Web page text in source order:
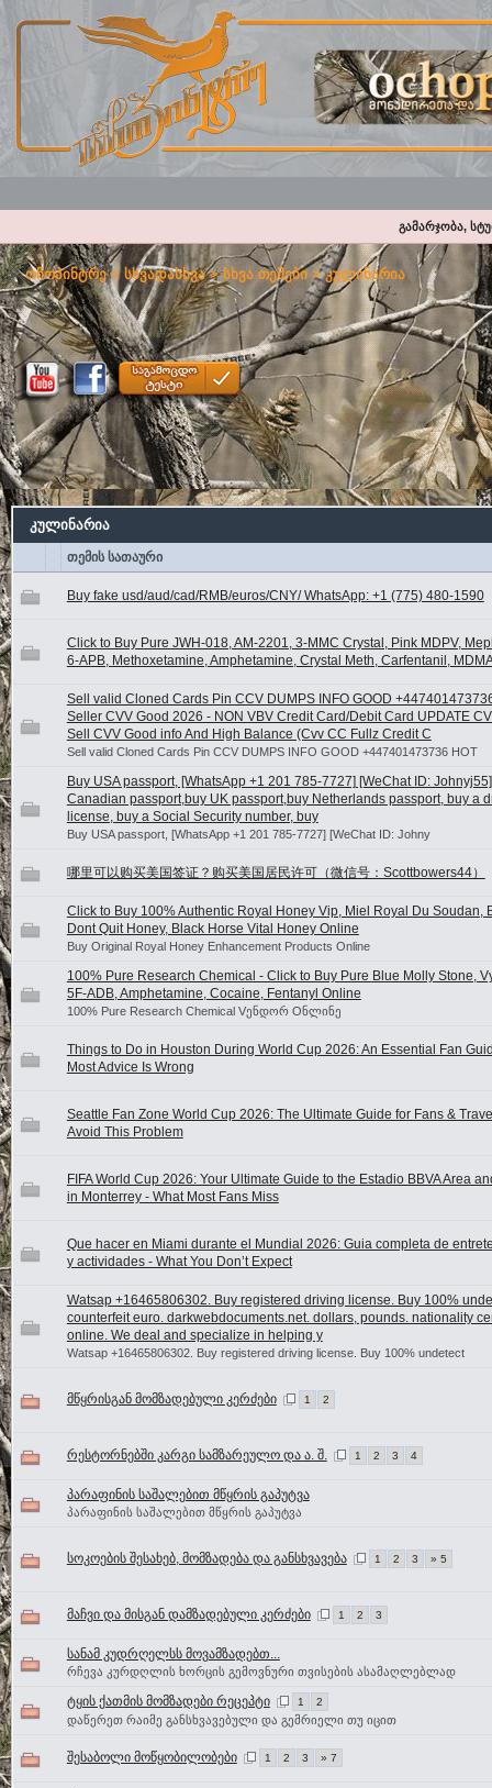
გამარჯობა,
ოჩოპინტრე>სხვადასხვა>სხვა თემები>კულინარია
კულინარია
თემის სათაური
Buy fake usd/aud/cad/RMB/euros/CNY/ WhatsApp: +1 (775) 480-1590
Click to Buy Pure JWH-018, AM-2201, 3-MMC Crystal, Pink MDPV,
6-APB, Methoxetamine, Amphetamine, Crystal Meth, Carfentanil,
Sell valid Cloned Cards Pin CCV DUMPS INFO GOOD
Seller CVV Good 2026 - NON VBV Credit Card/Debit Card UPDATE
Sell CVV Good info And High Balance (Cvv CC Fullz Credit C
Sell valid Cloned Cards Pin CCV DUMPS INFO GOOD +447401473736 HOT
Buy USA passport, [WhatsApp +1 201 785-7727] [WeChat ID:
Canadian passport,buy UK passport,buy Netherlands passport, buy a
license, buy a Social Security number, buy
Buy USA passport, [WhatsApp +1 201 785-7727] [WeChat ID: Johny
哪里可以购买美国签证？购买美国居民许可（微信号：Scottbowers44）
Click to Buy 100% Authentic Royal Honey Vip, Miel Royal Du Soudan,
Dont Quit Honey, Black Horse Vital Honey Online
Buy Original Royal Honey Enhancement Products Online
100% Pure Research Chemical - Click to Buy Pure Blue Molly Stone,
5F-ADB, Amphetamine, Cocaine, Fentanyl Online
100% Pure Research Chemical Vენდორ Oნლინე
Things to Do in Houston During World Cup 2026: An Essential Fan
Most Advice Is Wrong
Seattle Fan Zone World Cup 2026: The Ultimate Guide for Fans &
Avoid This Problem
FIFA World Cup 2026: Your Ultimate Guide to the Estadio BBVA Area
in Monterrey - What Most Fans Miss
Que hacer en Miami durante el Mundial 2026: Guia completa de
y actividades - What You Don’t Expect
Watsap +16465806302. Buy registered driving license. Buy 100%
counterfeit euro. darkwebdocuments.net. dollars, pounds. nationality
online. We deal and specialize in helping y
Watsap +16465806302. Buy registered driving license. Buy 100% undetect
მწყრისგან მომზადებული კერძები 1 2
რესტორნებში კარგი სამზარეულო და ა. შ. 1 2 3 4
პარაფინის საშალებით მწყრის გაპუტვა
პარაფინის საშალებით მწყრის გაპუტვა
სოკოების შესახებ, მომზადება და განსხვავება 1 2 3 » 5
მაჩვი და მისგან დამზადებული კერძები 1 2 3
სანამ კუდრღელსს მოვამზადებთ...
რჩევა კურდღლის ხორცის გემოვნური თვისების ასამაღლებლად
ტყის ქათმის მომზადები რეცეპტი 1 2
დაწერეთ რაიმე განსხვავებული და გემრიელი თუ იცით
შესაბოლი მოწყობილობები 1 2 3 » 7